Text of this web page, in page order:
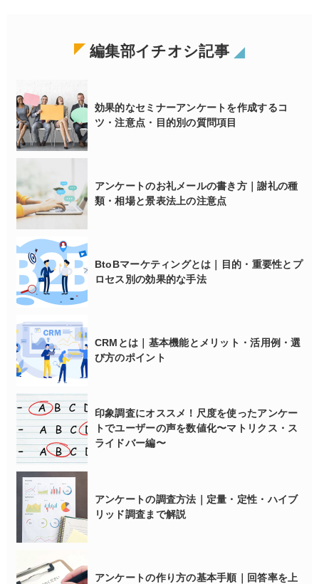
編集部イチオシ記事
効果的なセミナーアンケートを作成するコ
ツ・注意点・目的別の質問項目
アンケートのお礼メールの書き方｜謝礼の種
類・相場と景表法上の注意点
BtoBマーケティングとは｜目的・重要性とプ
ロセス別の効果的な手法
CRMとは｜基本機能とメリット・活用例・選
び方のポイント
印象調査にオススメ！尺度を使ったアンケー
トでユーザーの声を数値化〜マトリクス・ス
ライドバー編〜
アンケートの調査方法｜定量・定性・ハイブ
リッド調査まで解説
アンケートの作り方の基本手順｜回答率を上